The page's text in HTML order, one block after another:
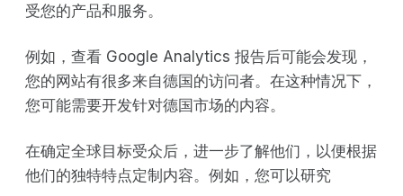
受您的产品和服务。
例如，查看 Google Analytics 报告后可能会发现，
您的网站有很多来自德国的访问者。在这种情况下，
您可能需要开发针对德国市场的内容。
在确定全球目标受众后，进一步了解他们，以便根据
他们的独特特点定制内容。例如，您可以研究